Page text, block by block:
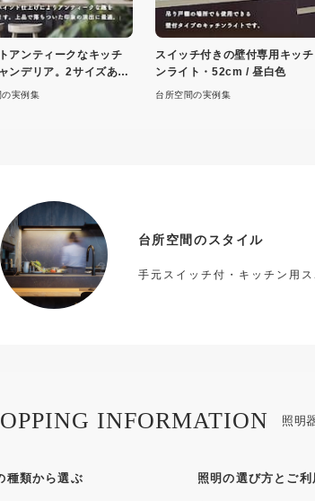
アンティークなキッチ
ンデリア。2サイズあり
の実例集
スイッチ付きの壁付専用キッチ
ンライト・52cm / 昼白色
台所空間の実例集
台所空間のスタイル
手元スイッチ付・キッチン用
照明
INFORMATION
種類から選ぶ 照明の選び方とご利